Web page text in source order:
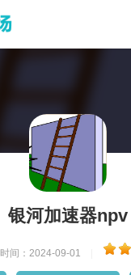
银河加速器npv
时间：2024-09-01